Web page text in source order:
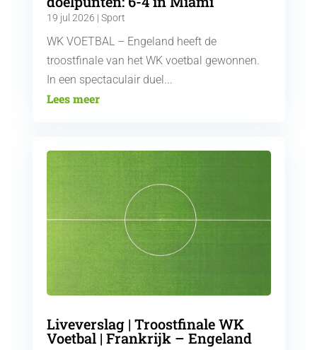
19 jul 2026 | Sport
WK VOETBAL – Engeland heeft de
troostfinale van het WK voetbal gewonnen.
In een spectaculair duel...
Lees meer
Liveverslag | Troostfinale WK
Voetbal | Frankrijk – Engeland